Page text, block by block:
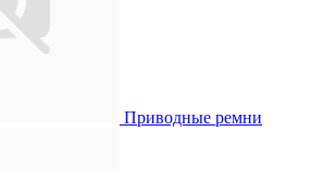
Приводные ремни